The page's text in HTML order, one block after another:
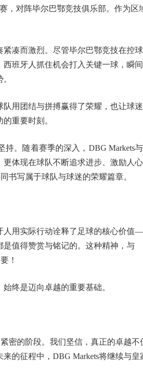
，对阵毕尔巴鄂竞技俱乐部。作为区
凑而激烈。尽管毕尔巴鄂竞技在控
班牙人抓住机会打入关键一球，瞬
用团结与拼搏赢得了荣耀，也让球
重要时刻。
。随着赛季的深入，DBG Markets
体现在球队不断追求进步、激励人
书写属于球队与球迷的荣耀篇章。
人用实际行动诠释了足球的核心价
值得赞赏与铭记的。这种精神，与
！
终是迈向卓越的重要基础。
密的阶段。我们坚信，真正的卓越不
的征程中，DBG Markets将继续与皇